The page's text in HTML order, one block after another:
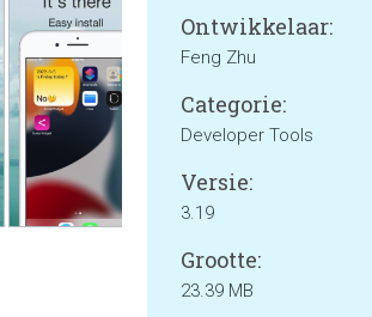
Ontwikkelaar:
Feng Zhu
Categorie:
Developer Tools
Versie:
3.19
Grootte:
23.39 MB